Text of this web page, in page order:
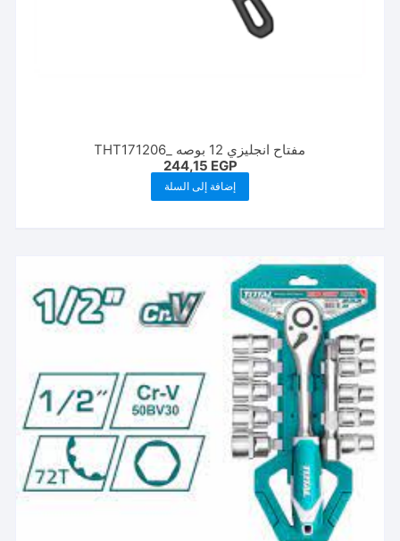
مفتاح انجليزي 12 بوصه _THT171206
244,15 EGP
إضافة إلى السلة